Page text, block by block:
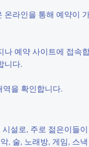
라인을 통해 예약이
나 예약 사이트에 접속
니다.
을 확인합니다.
설로, 주로 젊은이들
, 술, 노래방, 게임, 스